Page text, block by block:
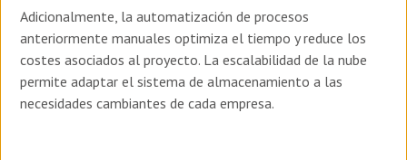
Adicionalmente, la automatización de procesos
anteriormente manuales optimiza el tiempo y reduce los
costes asociados al proyecto. La escalabilidad de la nube
permite adaptar el sistema de almacenamiento a las
necesidades cambiantes de cada empresa.